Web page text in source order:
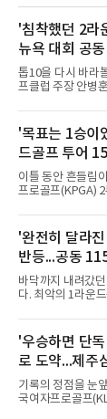
'침착했던 2라
뉴욕 대회 공
톱10을 다시 바라
프클럽 주장 안병
다.안병훈은 8일(
민스터의 트럼프
(파71)에서 열린 2
개를 묶어 3언더
더파 140타로 피
(호주)과 공동 13
과는 2타 차여서
월 리야드 대회에
최초의 톱10을 기
'목표는 1승이
드골프 투어
승
이틀 동안 흔들림
프로골프(KPGA) 2
을 거뒀다.이민규
71)에서 열린 2라
언더파 63타를 쳤
개인 18홀 최저타
더파 125타로, 공
13언더파 129타)
금은 2천만원이다
회 대회에서 데뷔
'완전히 달라
반등...공동
약
바닥까지 내려갔
다. 최악의 1라운
귀포의 테디밸리
2026시즌 한국여
삼다수 마스터스(
보기 없이 버디만
다. 중간합계 1언
공동 115위에서
위로 컷을 통과했
'우승하면 단
로 도약...제주
차
기록의 정점을 눈
국여자프로골프